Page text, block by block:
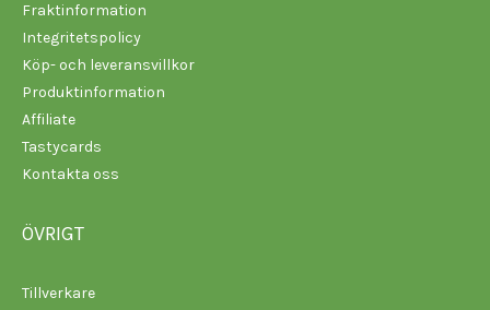
Fraktinformation
Integritetspolicy
Köp- och leveransvillkor
Produktinformation
Affiliate
Tastycards
Kontakta oss
ÖVRIGT
Tillverkare